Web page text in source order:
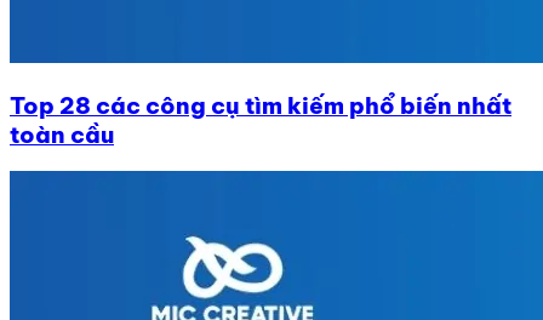
Top 28 các công cụ tìm kiếm phổ biến nhất
toàn cầu